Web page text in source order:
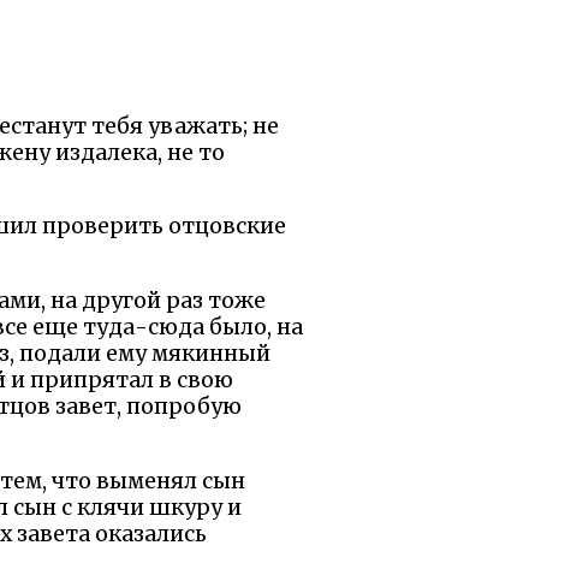
тебя уважать; не
издалека, не то
проверить отцовские
на другой раз тоже
еще туда-сюда было, на
подали ему мякинный
и припрятал в свою
завет, попробую
что выменял сын
сын с клячи шкуру и
оказались